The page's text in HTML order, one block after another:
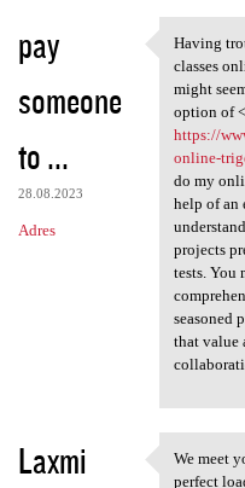
pay
someone
to ...
28.08.2023
Adres
Having
Having
classes
might
option of
https://
online-
do my
help of an
projects
tests. You
seasoned
that value
Laxmi We
We meet
perfect